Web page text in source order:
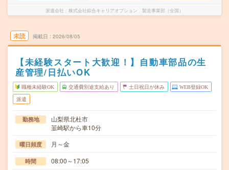
派遣会社 株式会社綜合キャリアオプション 製造事業部（全国）
未読 掲載日 2026/08/05
【未経験スタート大歓迎！】自動車部品の生
産管理/日払いOK
職種未経験OK 交通費別途支給あり 土日祝日が休み WEB登録OK
派遣
勤務地
山梨県北杜市
韮崎駅から車10分
曜日頻度 月～金
時間 08:00～17:05